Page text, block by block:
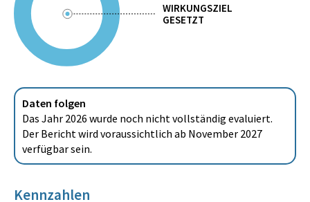
WIRKUNGSZIEL
GESETZT
Daten folgen
Das Jahr 2026 wurde noch nicht vollständig evaluiert.
Der Bericht wird voraussichtlich ab November 2027
verfügbar sein.
Kennzahlen